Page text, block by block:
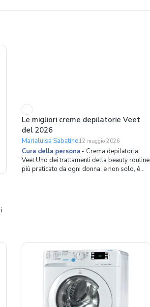
Le migliori creme depilatorie Veet
del 2026
Marialuisa Sabatino12 maggio 2026
Cura della persona - Crema depilatoria
Veet Uno dei trattamenti della beauty routine
più praticato da ogni donna, e non solo, è